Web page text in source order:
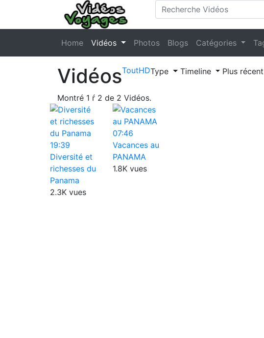
Home Vidéos Photos Blogs Catégories
VidéosToutHDType Timeline Plus récent
Montré 1 ŕ 2 de 2 Vidéos.
19:39
Diversité et
richesses du
Panama
2.3K vues
07:46
Vacances au
PANAMA
1.8K vues